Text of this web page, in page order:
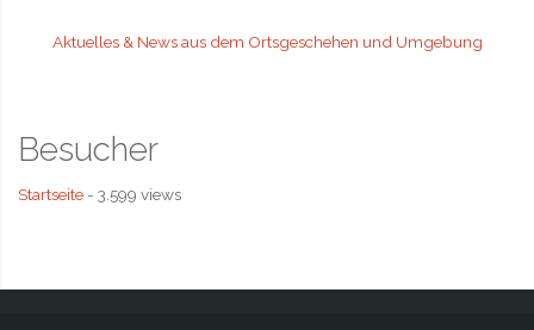
Aktuelles & News aus dem Ortsgeschehen und Umgebung
Besucher
Startseite- 3.599 views